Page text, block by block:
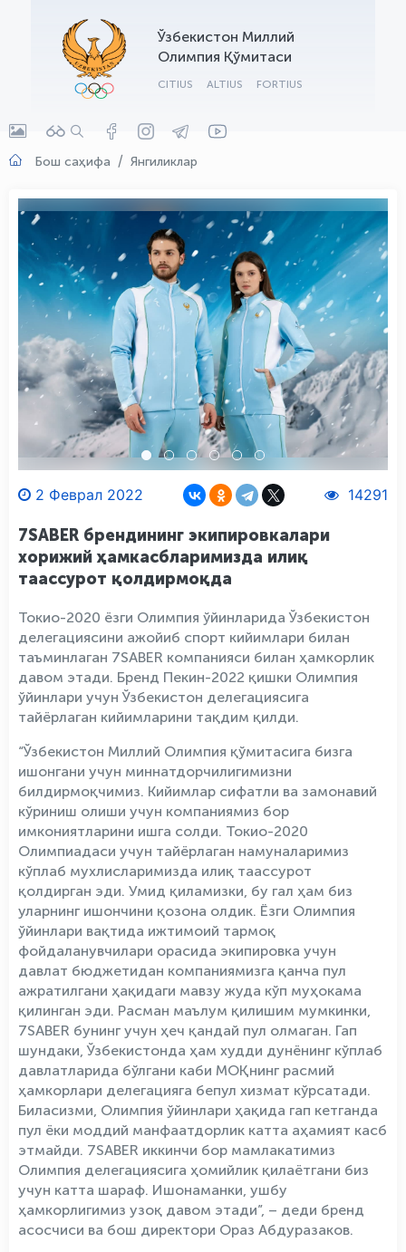
Ўзбекистон Миллий
Олимпия Қўмитаси
CITIUS ALTIUS FORTIUS
Бош саҳифа Янгиликлар
2 Феврал 2022 14291
7SABER брендининг экипировкалари
хорижий ҳамкасбларимизда илиқ
таассурот қолдирмоқда
Токио-2020 ёзги Олимпия ўйинларида Ўзбекистон
делегациясини ажойиб спорт кийимлари билан
таъминлаган 7SABER компанияси билан ҳамкорлик
давом этади. Бренд Пекин-2022 қишки Олимпия
ўйинлари учун Ўзбекистон делегациясига
тайёрлаган кийимларини тақдим қилди.
“Ўзбекистон Миллий Олимпия қўмитасига бизга
ишонгани учун миннатдорчилигимизни
билдирмоқчимиз. Кийимлар сифатли ва замонавий
кўриниш олиши учун компаниямиз бор
имкониятларини ишга солди. Токио-2020
Олимпиадаси учун тайёрлаган намуналаримиз
кўплаб мухлисларимизда илиқ таассурот
қолдирган эди. Умид қиламизки, бу гал ҳам биз
уларнинг ишончини қозона олдик. Ёзги Олимпия
ўйинлари вақтида ижтимоий тармоқ
фойдаланувчилари орасида экипировка учун
давлат бюджетидан компаниямизга қанча пул
ажратилгани ҳақидаги мавзу жуда кўп муҳокама
қилинган эди. Расман маълум қилишим мумкинки,
7SABER бунинг учун ҳеч қандай пул олмаган. Гап
шундаки, Ўзбекистонда ҳам худди дунёнинг кўплаб
давлатларида бўлгани каби МОҚнинг расмий
ҳамкорлари делегацияга бепул хизмат кўрсатади.
Биласизми, Олимпия ўйинлари ҳақида гап кетганда
пул ёки моддий манфаатдорлик катта аҳамият касб
этмайди. 7SABER иккинчи бор мамлакатимиз
Олимпия делегациясига ҳомийлик қилаётгани биз
учун катта шараф. Ишонаманки, ушбу
ҳамкорлигимиз узоқ давом этади”, – деди бренд
асосчиси ва бош директори Ораз Абдуразаков.
OLYMPCHIK AI - yordamchi
Онлайн · olympic.uz